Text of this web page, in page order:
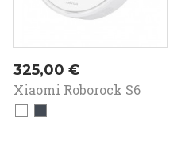
Prezzo
325,00 €
Xiaomi Roborock S6